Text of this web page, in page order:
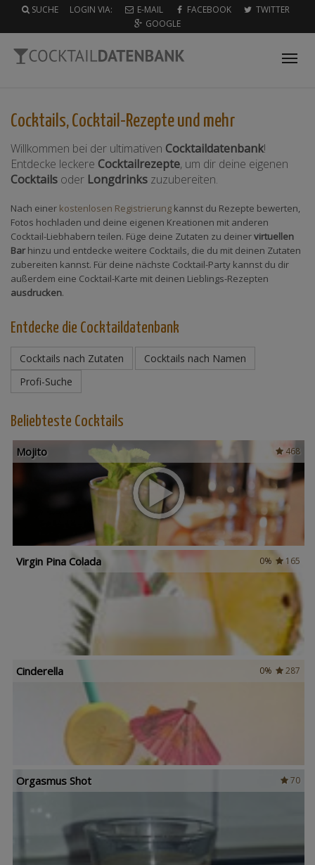
SUCHE LOGIN VIA: E-MAIL FACEBOOK
TWITTER
GOOGLE
Cocktails, Cocktail-Rezepte und mehr
Willkommen bei der ultimativen Cocktaildatenbank!
Entdecke leckere Cocktailrezepte, um dir deine eigenen
Cocktails oder Longdrinks zuzubereiten.
Nach einer kostenlosen Registrierung kannst du Rezepte bewerten,
Fotos hochladen und deine eigenen Kreationen mit anderen
Cocktail-Liebhabern teilen. Füge deine Zutaten zu deinervirtuellen
Barhinzu und entdecke weitere Cocktails, die du mit deinen Zutaten
zubereiten kannst. Für deine nächste Cocktail-Party kannst du dir
außerdem eine Cocktail-Karte mit deinen Lieblings-Rezepten
ausdrucken.
Entdecke die Cocktaildatenbank
Cocktails nach Zutaten
Cocktails nach Namen
Profi-Suche
Beliebteste Cocktails
468
Mojito
165
0%
Virgin Pina Colada
287
0%
Cinderella
70
Orgasmus Shot